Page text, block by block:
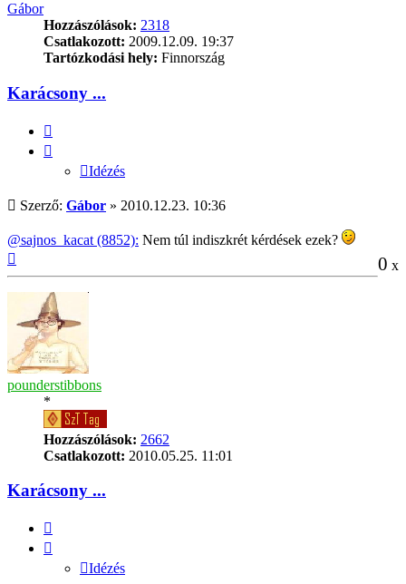
Gábor
Hozzászólások: 2318
Csatlakozott: 2009.12.09. 19:37
Tartózkodási hely: Finnország
Karácsony ...
Idézés
Hozzászólás
Szerző: Gábor » 2010.12.23. 10:36
@sajnos_kacat (8852): Nem túl indiszkrét kérdések ezek?
0 x
pounderstibbons
*
Hozzászólások: 2662
Csatlakozott: 2010.05.25. 11:01
Karácsony ...
Idézés